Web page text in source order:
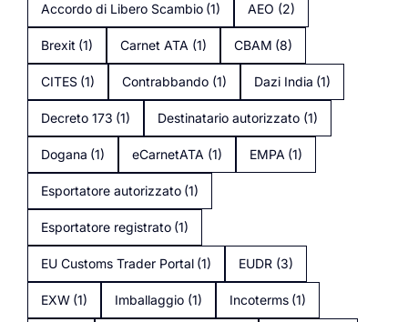
Accordo di Libero Scambio (1) AEO (2)
Brexit (1) Carnet ATA (1) CBAM (8)
CITES (1) Contrabbando (1) Dazi India (1)
Decreto 173 (1) Destinatario autorizzato (1)
Dogana (1) eCarnetATA (1) EMPA (1)
Esportatore autorizzato (1)
Esportatore registrato (1)
EU Customs Trader Portal (1) EUDR (3)
EXW (1) Imballaggio (1) Incoterms (1)